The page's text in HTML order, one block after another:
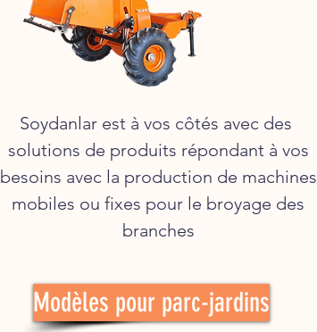
Soydanlar est à vos côtés avec des
solutions de produits répondant à vos
besoins avec la production de machines
mobiles ou fixes pour le broyage des
branches
Modèles pour parc-jardins